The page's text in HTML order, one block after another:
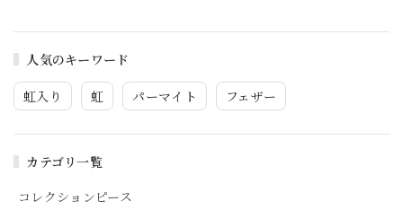
人気のキーワード
虹入り 虹 パーマイト フェザー
カテゴリ一覧
コレクションピース